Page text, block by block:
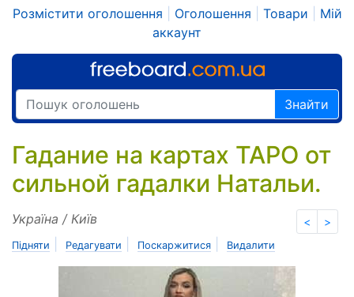
Розмістити оголошення Оголошення Товари
Мій
аккаунт
Знайти
Гадание на картах ТАРО от
сильной гадалки Натальи.
< >
Україна / Київ
Підняти Редагувати Поскаржитися Видалити